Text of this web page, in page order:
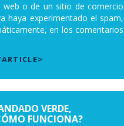
o de un sitio de comercio
haya experimentado el spam,
en los comentarios
VERDE,
FUNCIONA?